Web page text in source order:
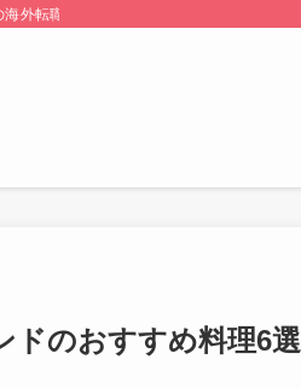
外転職のプロが監修・運営しています。
ドのおすすめ料理6選